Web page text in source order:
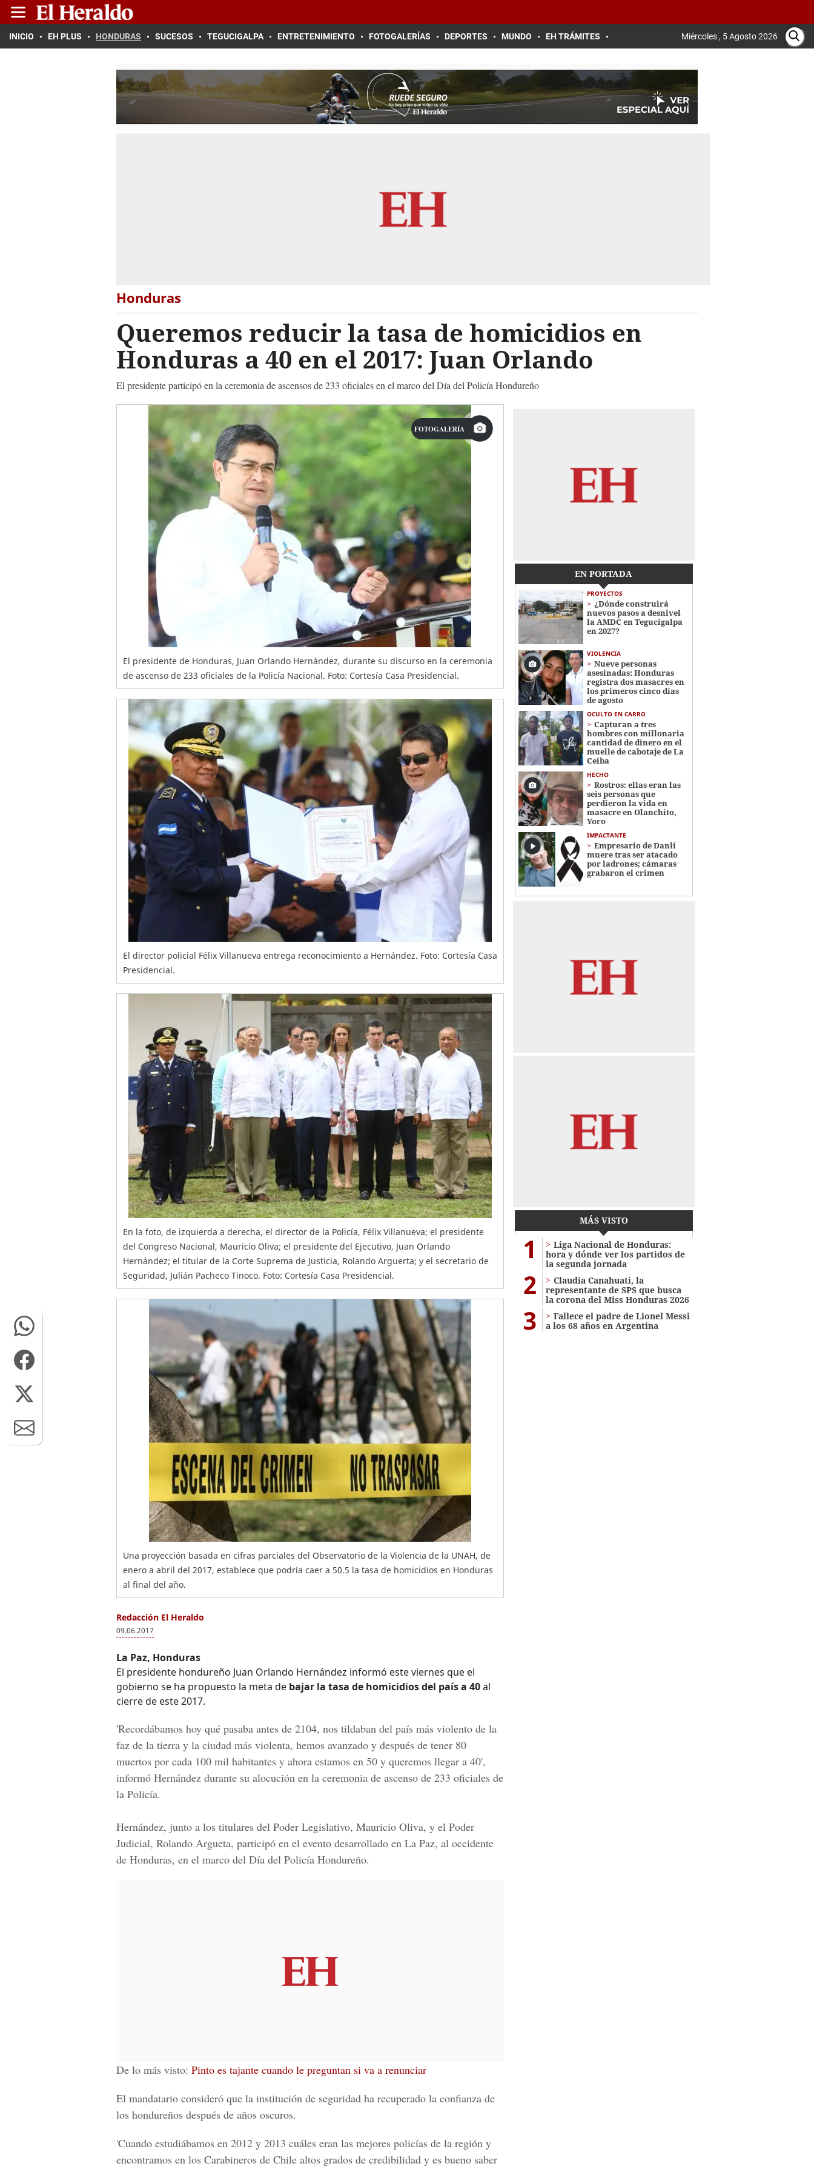
INICIO EH PLUS HONDURAS SUCESOS TEGUCIGALPA ENTRETENIMIENTO FOTOGALERÍAS DEPORTES MUNDO EH TRÁMITES Miércoles , 5 Agosto 2026
Honduras
Queremos reducir la tasa de homicidios en
Honduras a 40 en el 2017: Juan Orlando
El presidente participó en la ceremonia de ascensos de 233 oficiales en el marco del Día del Policía Hondureño
FOTOGALERÍA
El presidente de Honduras, Juan Orlando Hernández, durante su discurso en la ceremonia
de ascenso de 233 oficiales de la Policía Nacional. Foto: Cortesía Casa Presidencial.
El director policial Félix Villanueva entrega reconocimiento a Hernández. Foto: Cortesía Casa
Presidencial.
En la foto, de izquierda a derecha, el director de la Policía, Félix Villanueva; el presidente
del Congreso Nacional, Mauricio Oliva; el presidente del Ejecutivo, Juan Orlando
Hernández; el titular de la Corte Suprema de Justicia, Rolando Arguerta; y el secretario de
Seguridad, Julián Pacheco Tinoco. Foto: Cortesía Casa Presidencial.
Una proyección basada en cifras parciales del Observatorio de la Violencia de la UNAH, de
enero a abril del 2017, establece que podría caer a 50.5 la tasa de homicidios en Honduras
al final del año.
Redacción El Heraldo
09.06.2017
La Paz, Honduras
El presidente hondureño Juan Orlando Hernández informó este viernes que el
gobierno se ha propuesto la meta de bajar la tasa de homicidios del país a 40al
cierre de este 2017.
'Recordábamos hoy qué pasaba antes de 2104, nos tildaban del país más violento de la
faz de la tierra y la ciudad más violenta, hemos avanzado y después de tener 80
muertos por cada 100 mil habitantes y ahora estamos en 50 y queremos llegar a 40',
informó Hernández durante su alocución en la ceremonia de ascenso de 233 oficiales de
la Policía.
Hernández, junto a los titulares del Poder Legislativo, Mauricio Oliva, y el Poder
Judicial, Rolando Argueta, participó en el evento desarrollado en La Paz, al occidente
de Honduras, en el marco del Día del Policía Hondureño.
De lo más visto: Pinto es tajante cuando le preguntan si va a renunciar
El mandatario consideró que la institución de seguridad ha recuperado la confianza de
los hondureños después de años oscuros.
'Cuando estudiábamos en 2012 y 2013 cuáles eran las mejores policías de la región y
encontramos en los Carabineros de Chile altos grados de credibilidad y es bueno saber
EN PORTADA
PROYECTOS
¿Dónde construirá
nuevos pasos a desnivel
la AMDC en Tegucigalpa
en 2027?
VIOLENCIA
Nueve personas
asesinadas: Honduras
registra dos masacres en
los primeros cinco días
de agosto
OCULTO EN CARRO
Capturan a tres
hombres con millonaria
cantidad de dinero en el
muelle de cabotaje de La
Ceiba
HECHO
Rostros: ellas eran las
seis personas que
perdieron la vida en
masacre en Olanchito,
Yoro
IMPACTANTE
Empresario de Danlí
muere tras ser atacado
por ladrones; cámaras
grabaron el crimen
MÁS VISTO
1
Liga Nacional de Honduras:
hora y dónde ver los partidos de
la segunda jornada
2
Claudia Canahuati, la
representante de SPS que busca
la corona del Miss Honduras 2026
3
Fallece el padre de Lionel Messi
a los 68 años en Argentina